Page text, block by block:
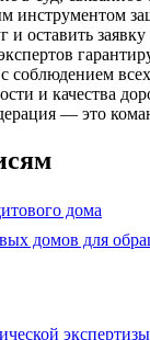
инструментом
оставить
соблюдением
и качества
— это
дома
домов для
экспертизы